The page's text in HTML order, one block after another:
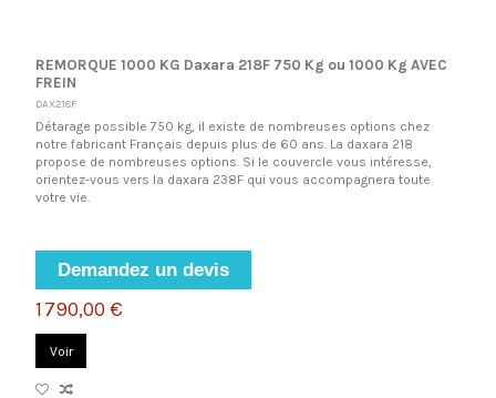
REMORQUE 1000 KG Daxara 218F 750 Kg ou 1000 Kg AVEC
FREIN
DAX218F
Détarage possible 750 kg, il existe de nombreuses options chez
notre fabricant Français depuis plus de 60 ans. La daxara 218
propose de nombreuses options. Si le couvercle vous intéresse,
orientez-vous vers la daxara 238F qui vous accompagnera toute
votre vie.
Demandez un devis
1 790,00 €
Voir